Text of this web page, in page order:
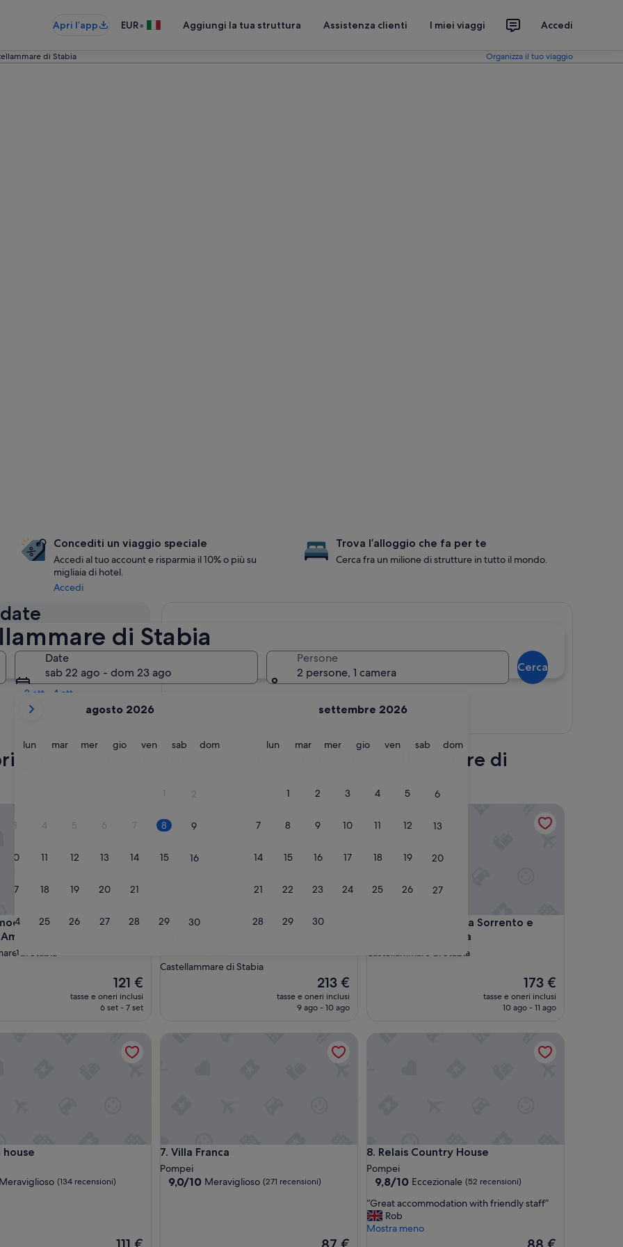
Apri l’app EUR• Aggiungi la tua struttura Assistenza clienti I miei viaggi Accedi
di Stabia Organizza il tuo viaggio
di Stabia
Date
sab 22 ago - dom 23 ago
mesi
2026
September
agosto 2026
lunlunedì
marmartedì
mermercoledì
giogiovedì
venvenerdì
sabsabato
domdomenica
1 2
3 4 5 6 7 8 9
10 11 12 13 14 15 16
17 18 19 20 21
24 25 26 27 28 29 30
31
settembre 2026
lunlunedì
marmartedì
mermercoledì
giogiovedì
venvenerdì
sabsabato
domdomenica
1 2 3 4 5 6
7 8 9 10 11 12 13
14 15 16 17 18 19 20
21 22 23 24 25 26 27
28 29 30
Persone
2 persone, 1 camera
Cerca
Concediti un viaggio speciale
Accedi al tuo account e risparmia il 10% o più su
migliaia di hotel.
Accedi
Trova l’alloggio che fa per te
Cerca fra un milione di strutture in tutto il mondo.
Tra due settimane
21 ago - 23 ago
Tra due mesi
2 ott - 4 ott
guest house in questa destinazione: Castellammare di
tra Pompei e
tra Pompei e Costiera Amalfitana
di Stabia
Il
prezzo
attuale
121 €
tasse e oneri inclusi
6 set - 7 set
3. Guest House 'Love Stabia' con
Guest House 'Love Stabia' con terrazza privata, Wi-Fi e aria condizionata
Castellammare di Stabia
Il
prezzo
attuale
213 €
tasse e oneri inclusi
9 ago - 10 ago
4. Elegante Suite tra Sorrento e
Costiera Amalfitana
Elegante Suite tra Sorrento e Costiera Amalfitana
Castellammare di Stabia
Il
prezzo
attuale
173 €
tasse e oneri inclusi
10 ago - 11 ago
house
Meraviglioso (134 recensioni)
Il
7. Villa Franca
Villa Franca
Pompei
9.0
9,0/10 Meraviglioso (271 recensioni)
Il
8. Relais Country House
Relais Country House
Pompei
9.8
10,
Eccezionale,
(52
9,8/10 Eccezionale (52 recensioni)
“
G
r
“Great accommodation with friendly staff”
Rob
Mostra meno
Il